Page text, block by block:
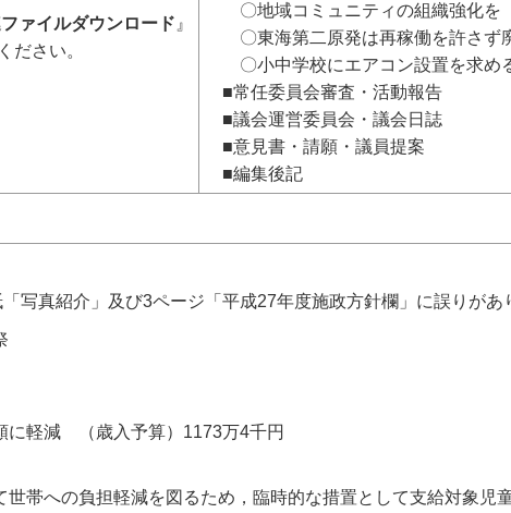
ァイルダウンロード 』
ださい。
〇地域コミュニティの組織強化を
〇東海第二原発は再稼働を許さず
〇小中学校にエアコン設置を求め
■常任委員会審査・活動報告
■議会運営委員会・議会日誌
■意見書・請願・議員提案
■編集後記
真紹介」及び3ページ「平成27年度施政方針欄」に誤りが
軽減 （歳入予算）1173万4千円
への負担軽減を図るため，臨時的な措置として支給対象児